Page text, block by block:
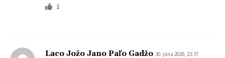
1
Laco Jožo Jano Paľo Gadžo 30. júna 2026, 23:37